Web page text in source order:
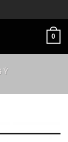
0
Ý